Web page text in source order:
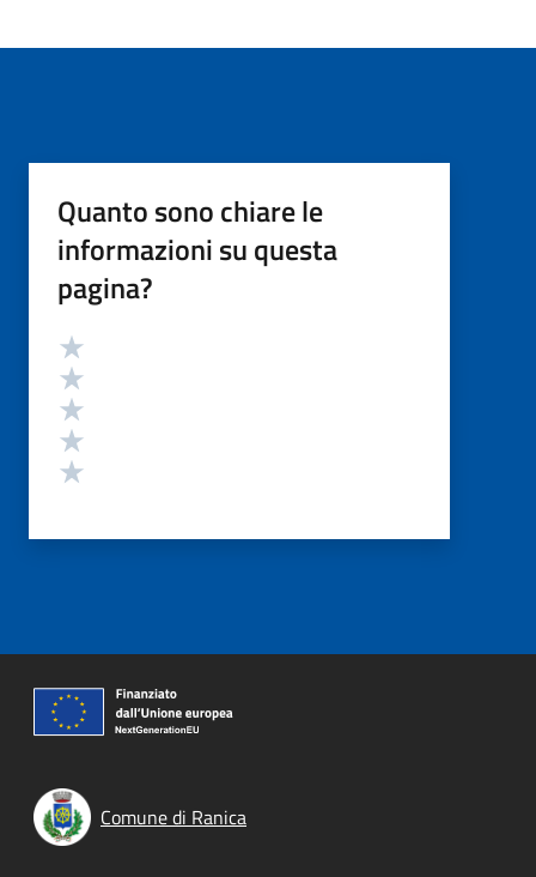
Quanto sono chiare le
informazioni su questa
pagina?
Valutazione
Comune di Ranica